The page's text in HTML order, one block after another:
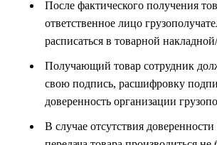
После фактического получения
ответственное лицо
расписаться в товарной
Получающий товар сотрудник
свою подпись, расшифровку
доверенность организации
В случае отсутствия